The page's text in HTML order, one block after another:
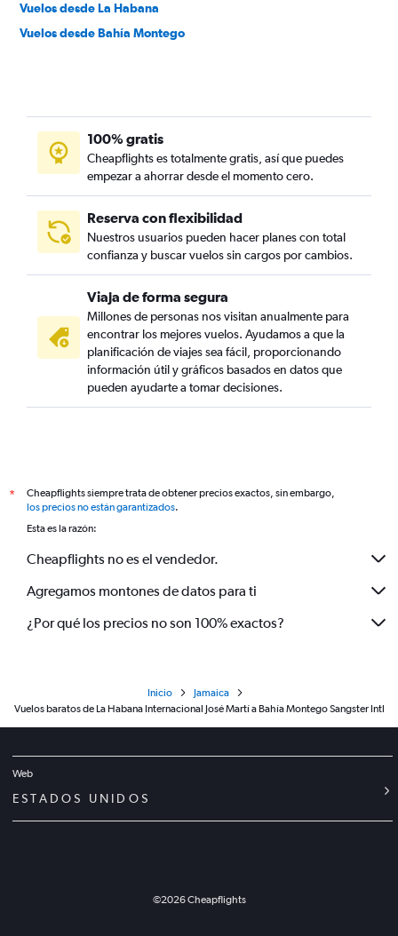
Vuelos desde La Habana
Vuelos desde Bahía Montego
100% gratis
Cheapflights es totalmente gratis, así que puedes
empezar a ahorrar desde el momento cero.
Reserva con flexibilidad
Nuestros usuarios pueden hacer planes con total
confianza y buscar vuelos sin cargos por cambios.
Viaja de forma segura
Millones de personas nos visitan anualmente para
encontrar los mejores vuelos. Ayudamos a que la
planificación de viajes sea fácil, proporcionando
información útil y gráficos basados en datos que
pueden ayudarte a tomar decisiones.
*
Cheapflights siempre trata de obtener precios exactos, sin embargo,
los precios no están garantizados.
Esta es la razón:
Cheapflights no es el vendedor.
Agregamos montones de datos para ti
¿Por qué los precios no son 100% exactos?
Inicio
Jamaica
Vuelos baratos de La Habana Internacional José Martí a Bahía Montego Sangster Intl
Web
ESTADOS UNIDOS
©2026Cheapflights